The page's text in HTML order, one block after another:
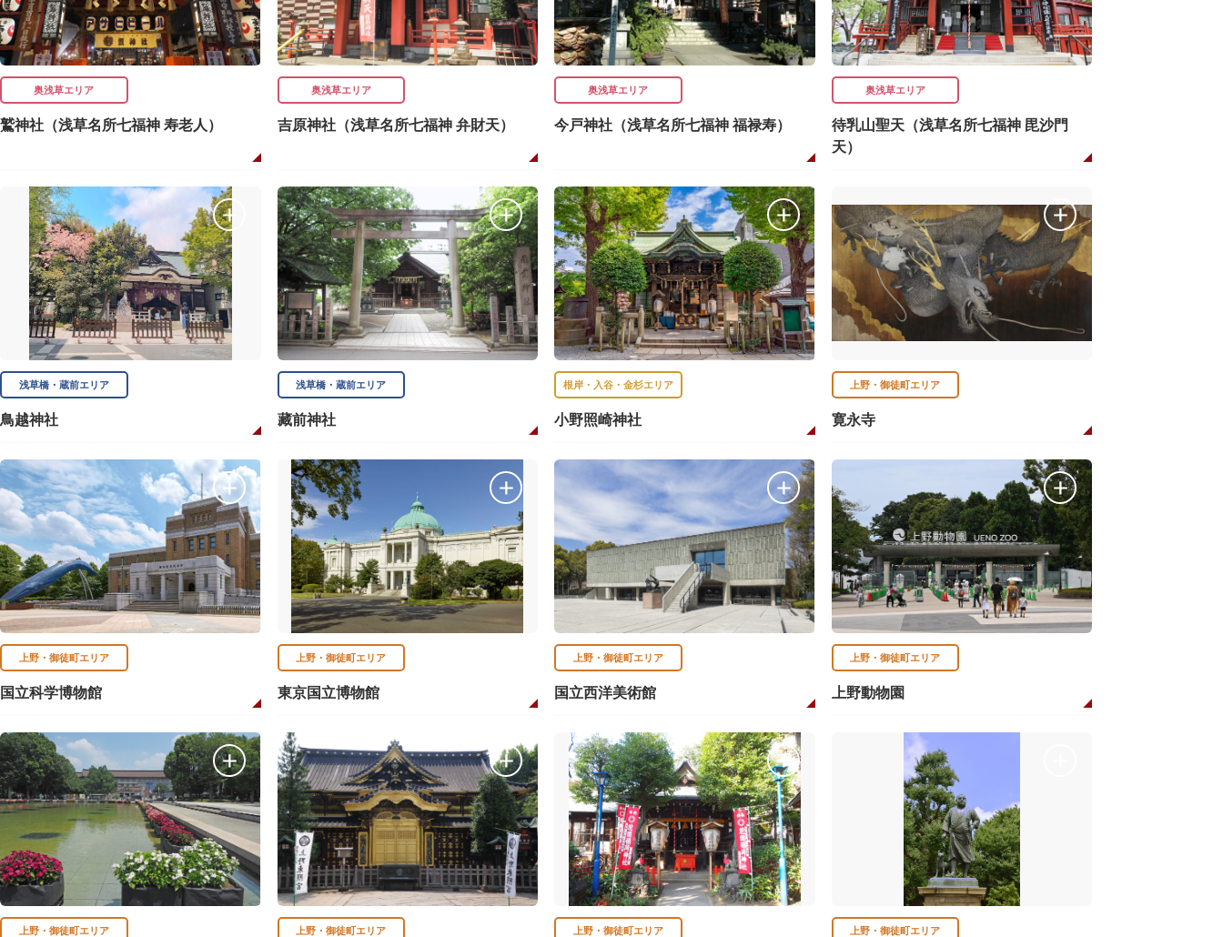
奥浅草エリア
鷲神社（浅草名所七福神 寿老人）
奥浅草エリア
吉原神社（浅草名所七福神 弁財天）
奥浅草エリア
今戸神社（浅草名所七福神 福禄寿）
奥浅草エリア
待乳山聖天（浅草名所七福神 毘沙門
天）
浅草橋・蔵前エリア
鳥越神社
浅草橋・蔵前エリア
藏前神社
根岸・入谷・金杉エリア
小野照崎神社
上野・御徒町エリア
寛永寺
上野・御徒町エリア
国立科学博物館
上野・御徒町エリア
東京国立博物館
上野・御徒町エリア
国立西洋美術館
上野・御徒町エリア
上野動物園
上野・御徒町エリア 上野・御徒町エリア 上野・御徒町エリア 上野・御徒町エリア